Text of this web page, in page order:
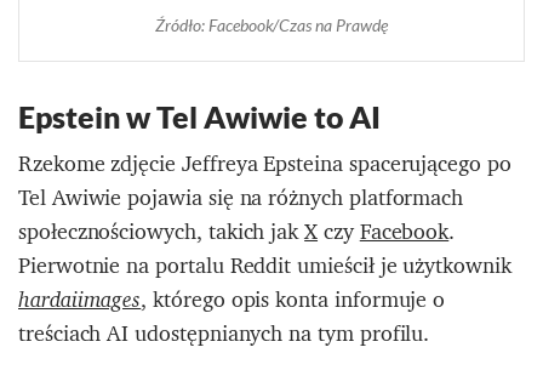
Źródło: Facebook/Czas na Prawdę
Epstein w Tel Awiwie to AI
Rzekome zdjęcie Jeffreya Epsteina spacerującego po
Tel Awiwie pojawia się na różnych platformach
społecznościowych, takich jakXczyFacebook.
Pierwotnie na portalu Reddit umieścił je użytkownik
hardaiimages, którego opis konta informuje o
treściach AI udostępnianych na tym profilu.